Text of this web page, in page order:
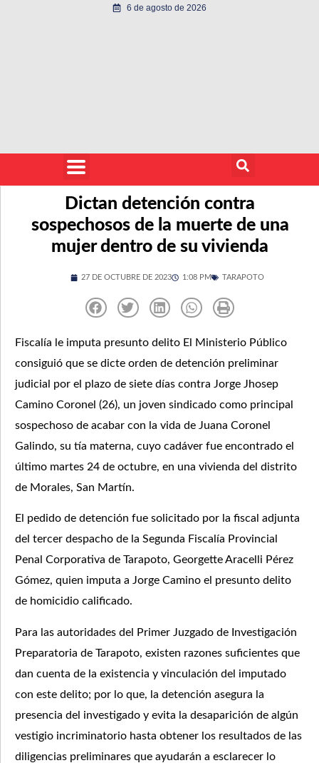
6 de agosto de 2026
Dictan detención contra
sospechosos de la muerte de una
mujer dentro de su vivienda
27 DE OCTUBRE DE 2023 1:08 PM TARAPOTO
Fiscalía le imputa presunto delito El Ministerio Público
consiguió que se dicte orden de detención preliminar
judicial por el plazo de siete días contra Jorge Jhosep
Camino Coronel (26), un joven sindicado como principal
sospechoso de acabar con la vida de Juana Coronel
Galindo, su tía materna, cuyo cadáver fue encontrado el
último martes 24 de octubre, en una vivienda del distrito
de Morales, San Martín.
El pedido de detención fue solicitado por la fiscal adjunta
del tercer despacho de la Segunda Fiscalía Provincial
Penal Corporativa de Tarapoto, Georgette Aracelli Pérez
Gómez, quien imputa a Jorge Camino el presunto delito
de homicidio calificado.
Para las autoridades del Primer Juzgado de Investigación
Preparatoria de Tarapoto, existen razones suficientes que
dan cuenta de la existencia y vinculación del imputado
con este delito; por lo que, la detención asegura la
presencia del investigado y evita la desaparición de algún
vestigio incriminatorio hasta obtener los resultados de las
diligencias preliminares que ayudarán a esclarecer lo